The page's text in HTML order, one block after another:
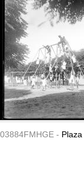
03884FMHGE -